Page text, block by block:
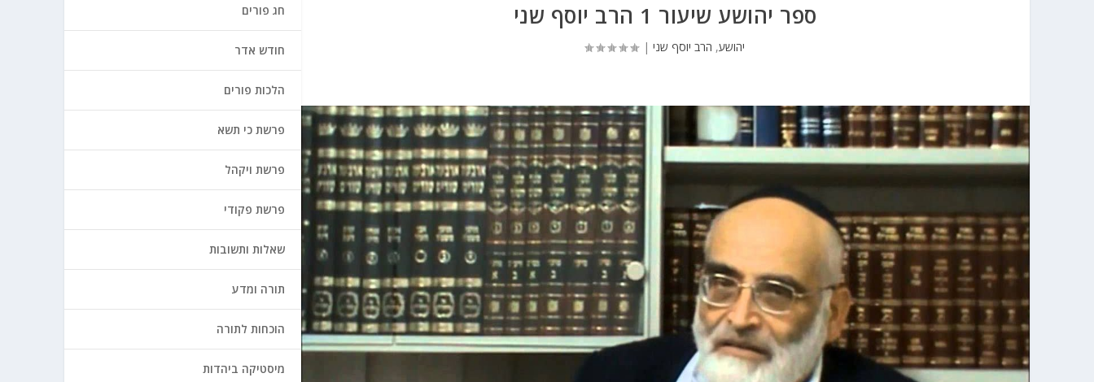
ספר יהושע שיעור 1 הרב יוסף שני
יהושע, הרב יוסף שני |
חג פורים
חודש אדר
הלכות פורים
פרשת כי תשא
פרשת ויקהל
פרשת פקודי
שאלות ותשובות
תורה ומדע
הוכחות לתורה
מיסטיקה ביהדות